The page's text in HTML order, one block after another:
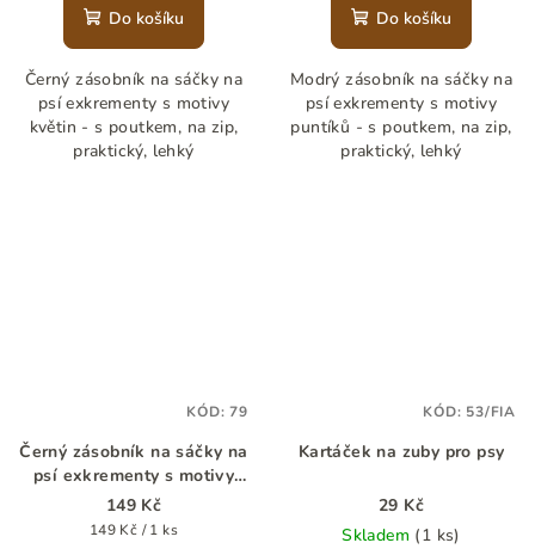
Do košíku
Černý zásobník na sáčky na
psí exkrementy s motivy
květin - s poutkem, na zip,
praktický, lehký
Do košíku
Modrý zásobník na sáčky na
psí exkrementy s motivy
puntíků - s poutkem, na zip,
praktický, lehký
Černý zásobník na sáčky na
psí exkrementy s motivy
jungle
149 Kč
Měrná
149 Kč / 1 ks
KÓD:79
Kartáček na zuby pro psy
29 Kč
Skladem (1 ks)
KÓD: 53/FIA